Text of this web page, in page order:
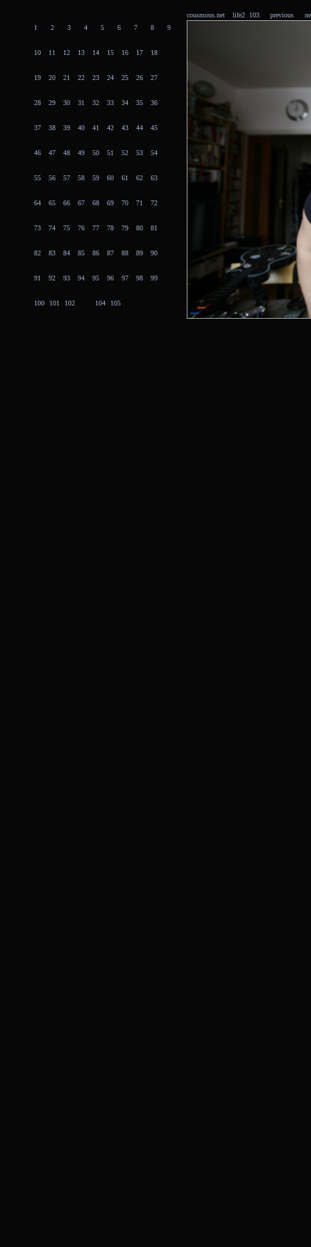
1 2 3 4 5 6 7 8 9
10 11 12 13 14 15 16 17 18
19 20 21 22 23 24 25 26 27
28 29 30 31 32 33 34 35 36
37 38 39 40 41 42 43 44 45
46 47 48 49 50 51 52 53 54
55 56 57 58 59 60 61 62 63
64 65 66 67 68 69 70 71 72
73 74 75 76 77 78 79 80 81
82 83 84 85 86 87 88 89 90
91 92 93 94 95 96 97 98 99
100 101 102 104 105
cousmous.net life2 103 previous